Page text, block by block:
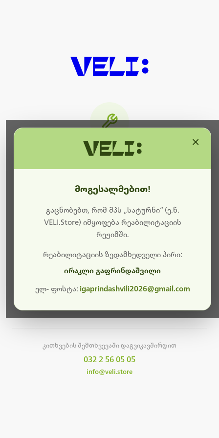
ბოდიშს გიხდით შეფერხებისთვის. ამჟამად
მიმდინარეობს საიტის განახლება და ტექნიკური
სამუშაოები.
მალე ისევ ხელმისაწვდომი იქნება. გმადლობთ
კითხვების შემთხვევაში დაგვიკავშირდით
032 2 56 05 05
info@veli.store
მოგესალმებით!
გაცნობებთ, რომ შპს „სატურნი“ (ე.წ.
VELI.Store) იმყოფება რეაბილიტაციის
რეჟიმში.
რეაბილიტაციის ზედამხედველი პირი:
ირაკლი გაფრინდაშვილი
ელ- ფოსტა: igaprindashvili2026@gmail.com
×